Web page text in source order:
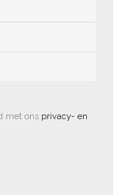
met ons privacy- en